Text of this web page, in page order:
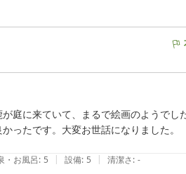
庭に来ていて、まるで絵画のようでした
ったです。大変お世話になりました。
・お風呂: 5 | 設備: 5 | 清潔さ: -